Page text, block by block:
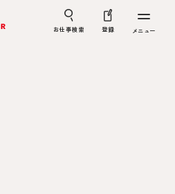
お仕事検索 登録